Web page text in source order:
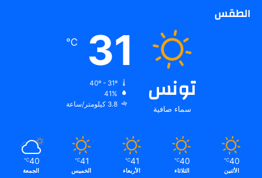
الطقس
تونس
سماء صافية
31
℃
41%
3.8 كيلومتر/ساعة
40
℃
الأثنين
40
℃
الثلاثاء
41
℃
الأربعاء
41
℃
الخميس
40
℃
الجمعة